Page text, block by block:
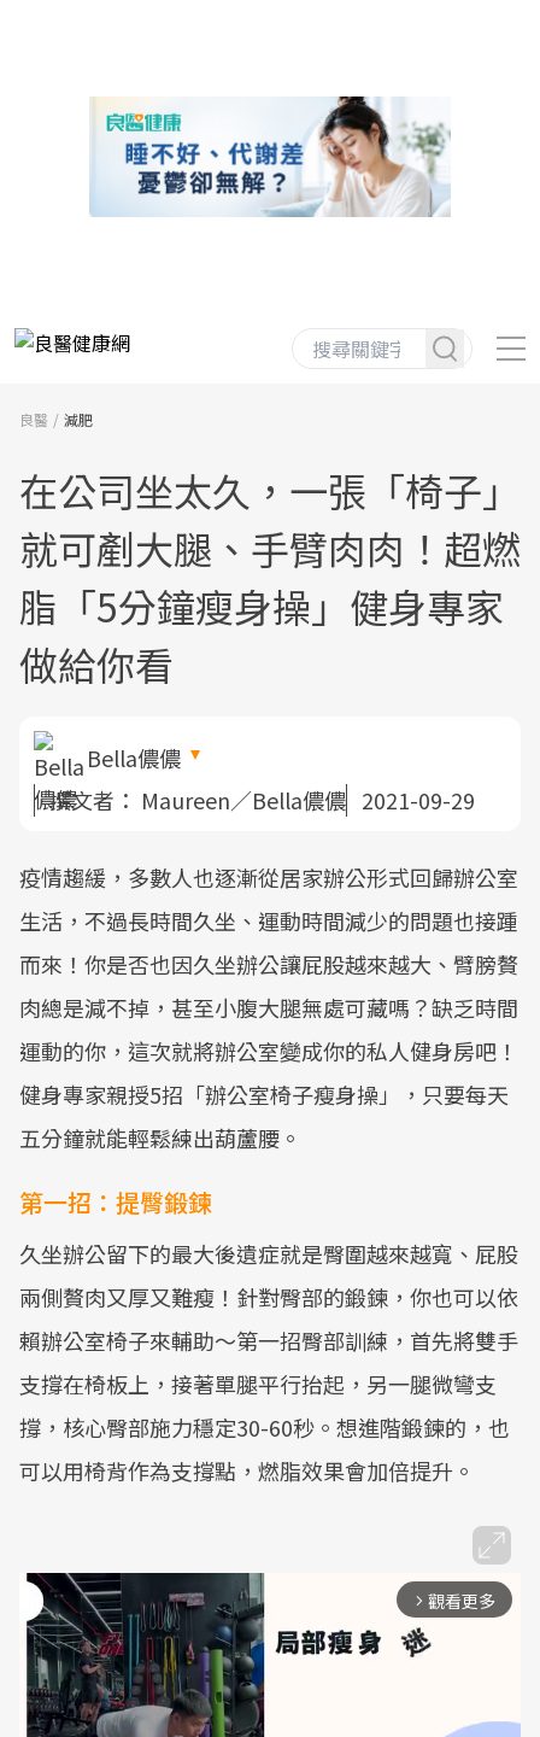
良醫 減肥
在公司坐太久，一張「椅子」
就可剷大腿、手臂肉肉！超燃
脂「5分鐘瘦身操」健身專家
做給你看
Bella儂儂
撰文者： Maureen／Bella儂儂 2021-09-29
疫情趨緩，多數人也逐漸從居家辦公形式回歸辦公室
生活，不過長時間久坐、運動時間減少的問題也接踵
而來！你是否也因久坐辦公讓屁股越來越大、臂膀贅
肉總是減不掉，甚至小腹大腿無處可藏嗎？缺乏時間
運動的你，這次就將辦公室變成你的私人健身房吧！
健身專家親授5招「辦公室椅子瘦身操」，只要每天
五分鐘就能輕鬆練出葫蘆腰。
第一招：提臀鍛鍊
久坐辦公留下的最大後遺症就是臀圍越來越寬、屁股
兩側贅肉又厚又難瘦！針對臀部的鍛鍊，你也可以依
賴辦公室椅子來輔助～第一招臀部訓練，首先將雙手
支撐在椅板上，接著單腿平行抬起，另一腿微彎支
撐，核心臀部施力穩定30-60秒。想進階鍛鍊的，也
可以用椅背作為支撐點，燃脂效果會加倍提升。
arrow_forward_ios 觀看更多